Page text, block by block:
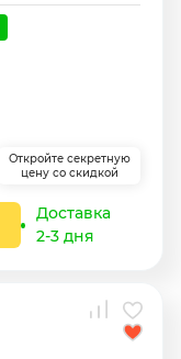
Откройте секретную
цену со скидкой
Доставка
2-3 дня